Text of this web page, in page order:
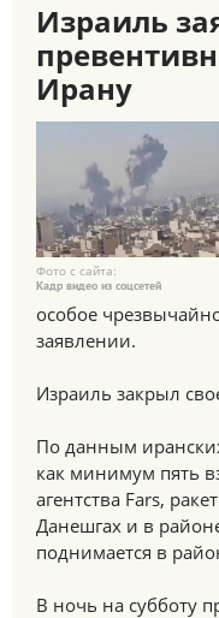
Израиль
Ирану
Фото с сайта:
Кадр видео из соцсетей
особое
заявлении.
Израиль закрыл
По данным
как минимум пять
агентства Fars,
Данешгах и в
поднимается в
В ночь на субботу